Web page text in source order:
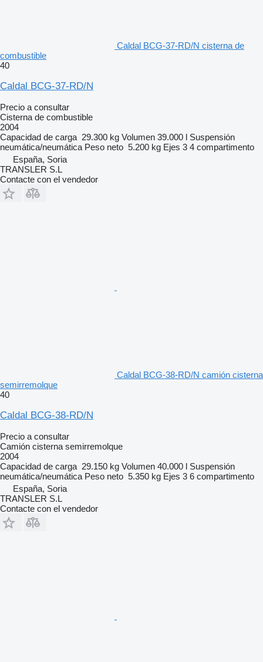
Caldal BCG-37-RD/N cisterna de
combustible
40
Caldal BCG-37-RD/N
Precio a consultar
Cisterna de combustible
2004
Capacidad de carga 29.300 kg Volumen 39.000 l Suspensión
neumática/neumática Peso neto 5.200 kg Ejes 3 4 compartimento
España, Soria
TRANSLER S.L
Contacte con el vendedor
Caldal BCG-38-RD/N camión cisterna
semirremolque
40
Caldal BCG-38-RD/N
Precio a consultar
Camión cisterna semirremolque
2004
Capacidad de carga 29.150 kg Volumen 40.000 l Suspensión
neumática/neumática Peso neto 5.350 kg Ejes 3 6 compartimento
España, Soria
TRANSLER S.L
Contacte con el vendedor